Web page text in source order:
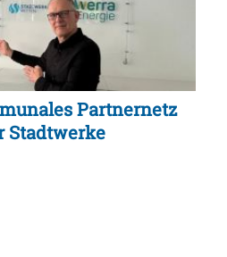
Partnernetz
Stadtwerke